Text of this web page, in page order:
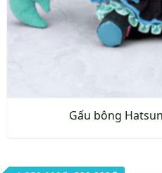
Gấu bông